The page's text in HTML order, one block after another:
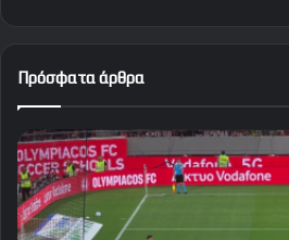
Πρόσφατα άρθρα